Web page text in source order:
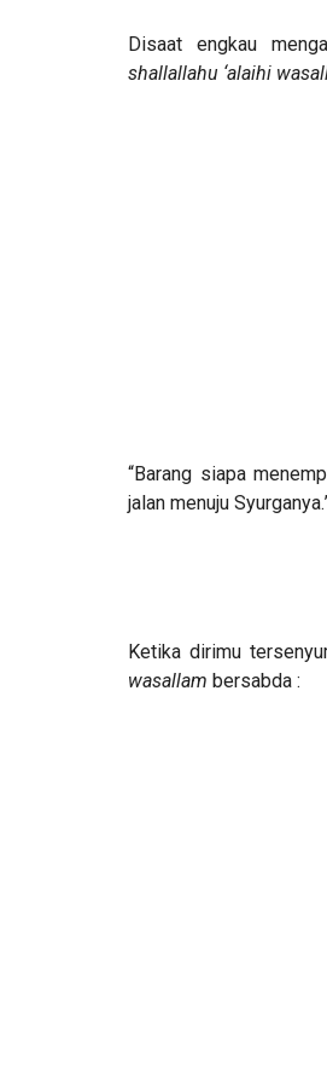
Disaat engkau
shallallahu ‘alaihi
“Barang siapa
jalan menuju
Ketika dirimu
wasallam bersabda :